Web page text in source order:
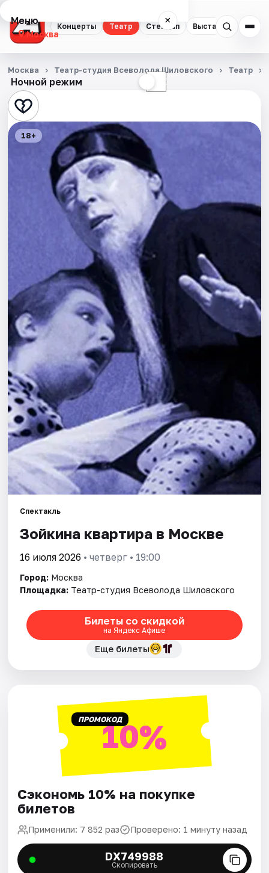
Концерты Театр Стендап Выставки
Меню ×
Москва
Концерты
Театр
Стендап
Выставки
Экскурсии
Города
Площадки
Артисты
Рейтинги
Ночной режим ☾
Москва Театр-студия Всеволода Шиловского Театр
18+
Спектакль
Зойкина квартира в Москве
16 июля 2026 • четверг • 19:00
Город: Москва
Площадка: Театр-студия Всеволода Шиловского
Билеты со скидкой
на Яндекс Афише
Еще билеты
ПРОМОКОД10%
Сэкономь 10% на покупке
билетов
Применили: 7 852 раз Проверено: 1 минуту назад
DX749988
Скопировать